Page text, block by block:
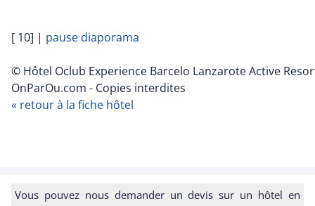
[ 10] | pause diaporama
© Hôtel Oclub Experience Barcelo Lanzarote Active
OnParOu.com - Copies interdites
« retour à la fiche hôtel
Vous pouvez nous demander un devis sur un hôtel en